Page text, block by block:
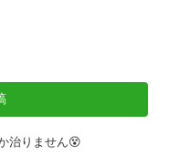
治りません😵